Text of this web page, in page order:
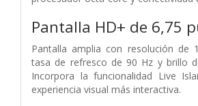
Pantalla HD+ de 6,75
Pantalla amplia con resolución de
tasa de refresco de 90 Hz y brillo
Incorpora la funcionalidad Live
experiencia visual más interactiva.